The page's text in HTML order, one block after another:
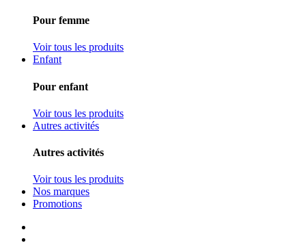
Pour femme
Voir tous les produits
Enfant
Pour enfant
Voir tous les produits
Autres activités
Autres activités
Voir tous les produits
Nos marques
Promotions